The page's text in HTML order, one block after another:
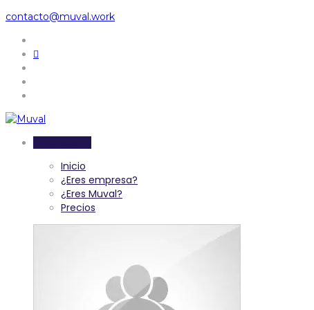
contacto@muval.work
Inicio
¿Eres empresa?
¿Eres Muval?
Precios